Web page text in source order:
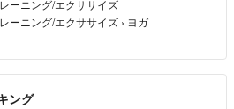
で。
ーニング/エクササイズ
ーニング/エクササイズ › ヨガ
ング